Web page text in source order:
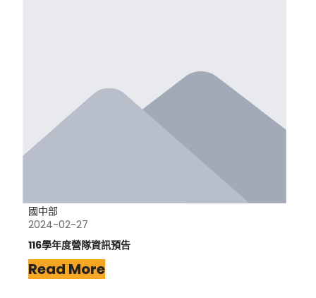
國中部
2024-02-27
116學年度營隊資訊預告
Read More